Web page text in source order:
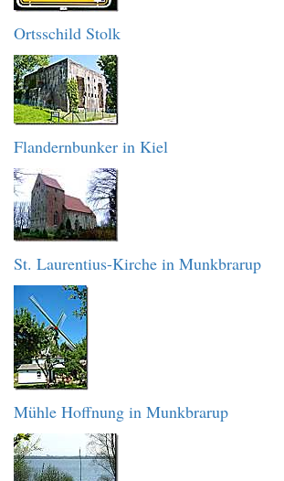
Ortsschild Stolk
Flandernbunker in Kiel
St. Laurentius-Kirche in Munkbrarup
Mühle Hoffnung in Munkbrarup